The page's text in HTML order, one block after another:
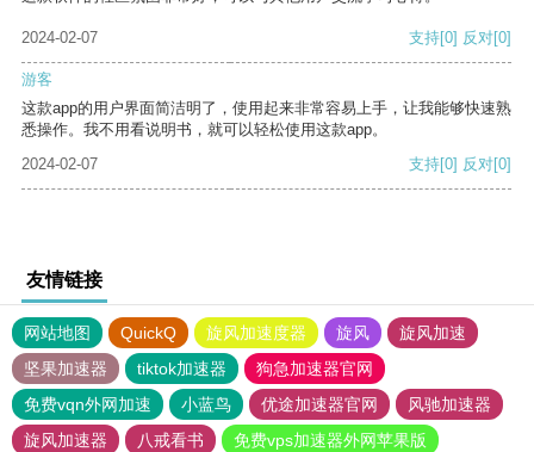
2024-02-07 支持[0] 反对[0]
游客
这款app的用户界面简洁明了，使用起来非常容易上手，让我能够快速熟
悉操作。我不用看说明书，就可以轻松使用这款app。
2024-02-07
支持[0] 反对[0]
友情链接
网站地图 QuickQ 旋风加速度器 旋风
旋风加速
坚果加速器
tiktok加速器
狗急加速器官网
免费vqn外网加速
小蓝鸟 优途加速器官网
风驰加速器
旋风加速器
八戒看书
免费vps加速器外网苹果版